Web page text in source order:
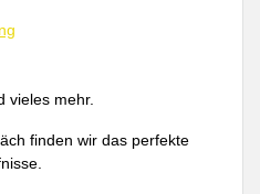
vieles mehr.
finden wir das perfekte